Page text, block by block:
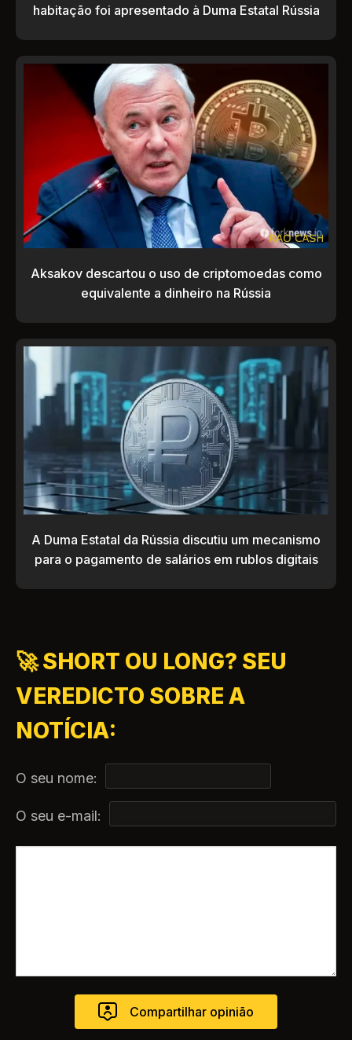
habitação foi apresentado à Duma Estatal Rússia
Aksakov descartou o uso de criptomoedas como
equivalente a dinheiro na Rússia
A Duma Estatal da Rússia discutiu um mecanismo
para o pagamento de salários em rublos digitais
🚀 SHORT OU LONG? SEU
VEREDICTO SOBRE A
NOTÍCIA:
O seu nome:
O seu e-mail: